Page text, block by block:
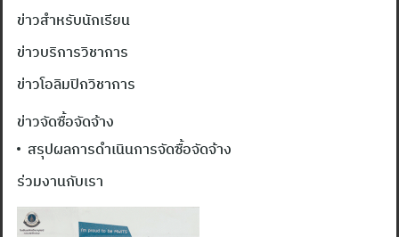
ข่าวสำหรับนักเรียน
ข่าวบริการวิชาการ
ข่าวโอลิมปิกวิชาการ
ข่าวจัดซื้อจัดจ้าง
สรุปผลการดำเนินการจัดซื้อจัดจ้าง
ร่วมงานกับเรา